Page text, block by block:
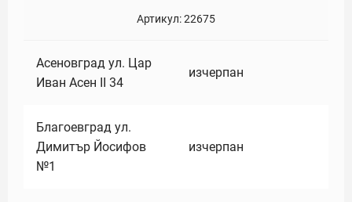
Артикул:22675
Асеновград ул. Цар
Иван Асен II 34
изчерпан
Благоевград ул.
Димитър Йосифов
№1
изчерпан